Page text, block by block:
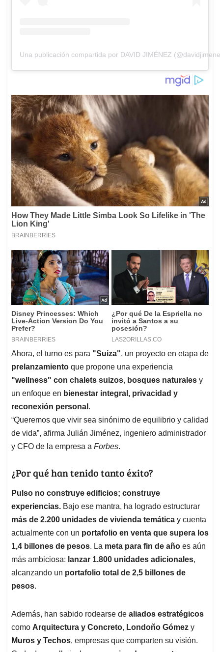
Una publicación compartida por DAVID JIMÉNEZ
Ahora, el turno es para "Suiza", un proyecto en etapa de
prelanzamiento que propone una experiencia
"wellness" con chalets suizos, bosques naturales y
un enfoque en bienestar integral, privacidad y
reconexión personal .
“Queremos que vivir sea sinónimo de equilibrio y calidad
de vida”, afirma Julián Jiménez, ingeniero administrador
y CFO de la empresa a Forbes.
¿Por qué han tenido tanto éxito?
Pulso no construye edificios; construye
experiencias. Bajo ese mantra, ha logrado estructurar
más de 2.200 unidades de vivienda temática y cuenta
actualmente con un portafolio en venta que supera los
1,4 billones de pesos. La meta para fin de año es aún
más ambiciosa: lanzar 1.800 unidades adicionales,
alcanzando un portafolio total de 2,5 billones de
pesos.
Además, han sabido rodearse de aliados estratégicos
como Arquitectura y Concreto, Londoño Gómez y
Muros y Techos, empresas que comparten su visión.